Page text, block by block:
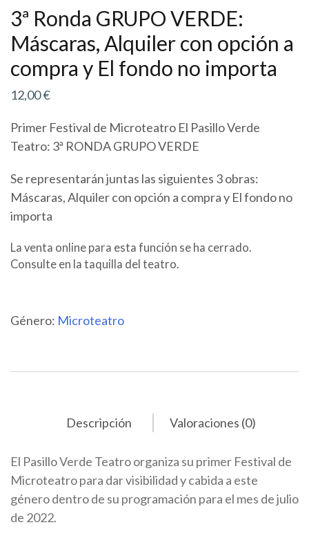
3ª Ronda GRUPO VERDE:
Máscaras, Alquiler con opción a
compra y El fondo no importa
12,00€
Primer Festival de Microteatro El Pasillo Verde
Teatro: 3ª RONDA GRUPO VERDE
Se representarán juntas las siguientes 3 obras:
Máscaras, Alquiler con opción a compra y El fondo no
importa
La venta online para esta función se ha cerrado.
Consulte en la taquilla del teatro.
Género: Microteatro
Descripción Valoraciones (0)
El Pasillo Verde Teatro organiza su primer Festival de
Microteatro para dar visibilidad y cabida a este
género dentro de su programación para el mes de julio
de 2022.